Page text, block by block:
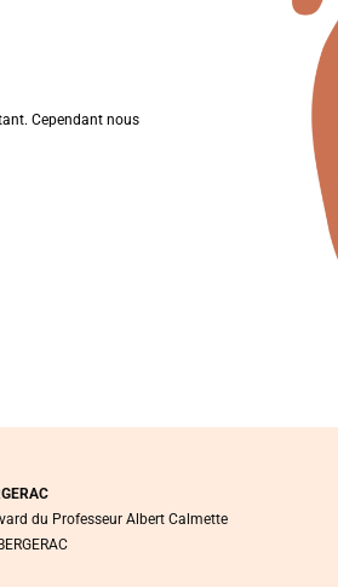
Cependant nous
du Professeur Albert Calmette